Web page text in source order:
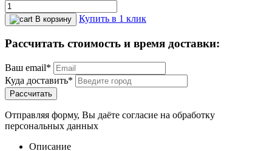
В корзину Купить в 1 клик
Рассчитать стоимость и время доставки:
Ваш email*
Куда доставить*
Рассчитать
Отправляя форму, Вы даёте согласие на обработку
персональных данных
Описание